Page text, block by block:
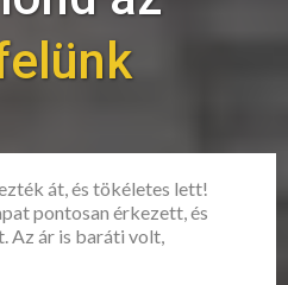
át, és tökéletes lett!
pontosan érkezett, és
Az ár is baráti volt,